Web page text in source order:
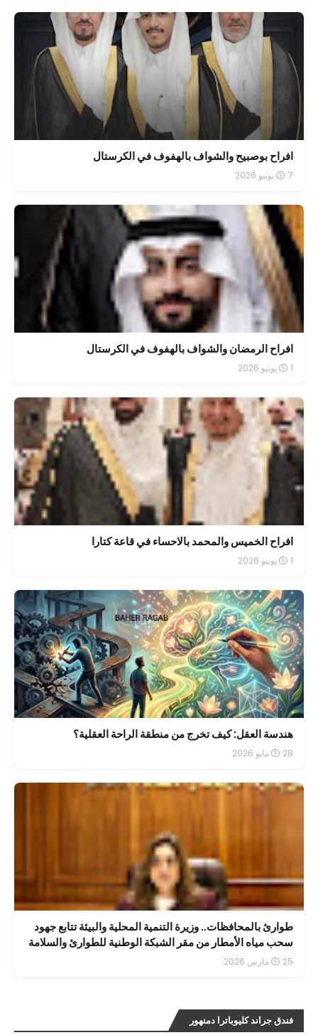
افراح بوصبيح والشواف بالهفوف في الكرستال
7 يونيو 2026
افراح الرمضان والشواف بالهفوف في الكرستال
1 يونيو 2026
افراح الخميس والمحمد بالاحساء في قاعة كتارا
1 يونيو 2026
هندسة العقل: كيف تخرج من منطقة الراحة العقلية؟
28 مايو 2026
طوارئ بالمحافظات.. وزيرة التنمية المحلية والبيئة تتابع جهود
سحب مياه الأمطار من مقر الشبكة الوطنية للطوارئ والسلامة
25 مارس 2026
فندق جراند كليوباترا دمنهور